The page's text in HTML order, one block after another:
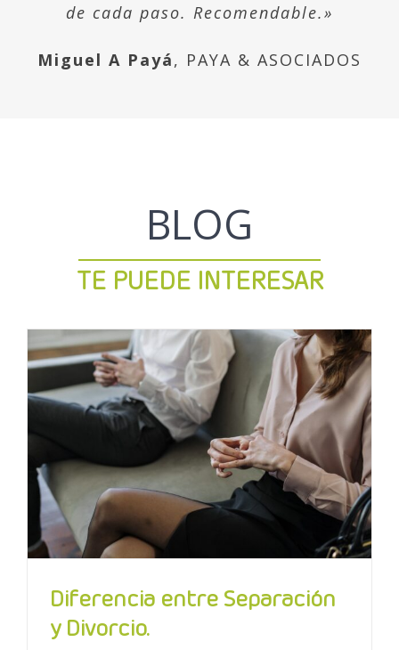
de cada paso. Recomendable.»
Miguel A Payá, PAYA & ASOCIADOS
BLOG
TE PUEDE INTERESAR
Diferencia entre Separación
y Divorcio.